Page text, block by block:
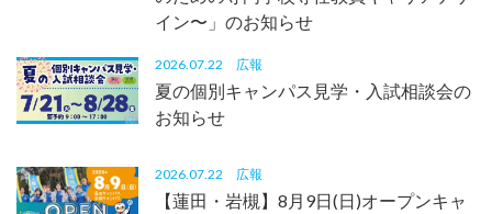
イン〜」のお知らせ
2026.07.22 広報
夏の個別キャンパス見学・入試相談会の
お知らせ
2026.07.22 広報
【蓮田・岩槻】8月9日(日)オープンキャ